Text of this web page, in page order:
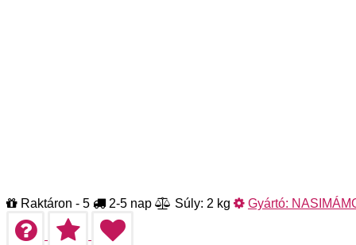
Raktáron - 5 2-5 nap Súly: 2 kg Gyártó: